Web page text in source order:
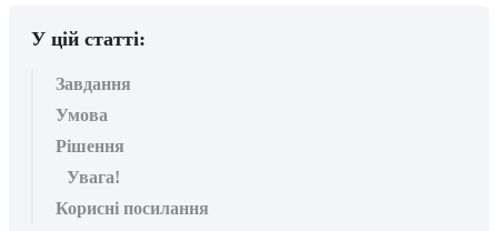
У цій статті:
Завдання
Умова
Рішення
Увага!
Корисні посилання